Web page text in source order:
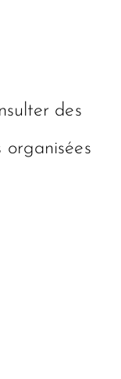
des
organisées